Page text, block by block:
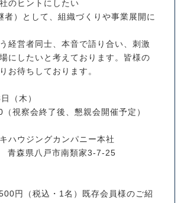
のヒントにしたい
者）として、組織づくりや事業展開に
経営者同士、本音で語り合い、刺激
にしたいと考えております。皆様の
お待ちしております。
（木）
視察会終了後、懇親会開催予定）
ハウジングカンパニー本社
森県八戸市南類家3-7-25
円（税込・1名）既存会員様のご紹